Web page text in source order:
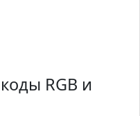
RGB и